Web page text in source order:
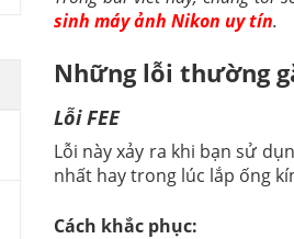
sinh máy ảnh Nikon uy tín.
Những lỗi thường
Lỗi FEE
Lỗi này xảy ra khi bạn sử
nhất hay trong lúc lắp ống
Cách khắc phục: